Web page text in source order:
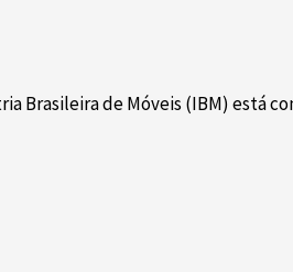
Brasileira de Móveis (IBM) está